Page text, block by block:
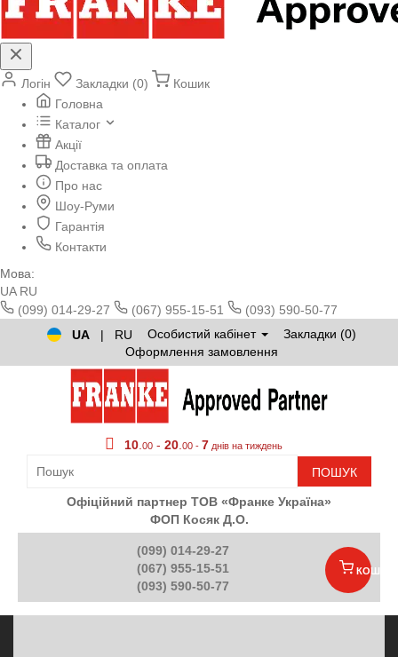
Логін Закладки (0)
Кошик
Головна
Каталог
Акції
Доставка та оплата
Про нас
Шоу-Руми
Гарантія
Контакти
Мова:
UA RU
(099) 014-29-27
(067) 955-15-51
(093) 590-50-77
UA
| RU Особистий кабінет
Закладки (0)
Оформлення замовлення
10 00 - 20 00 - 7 днів на тиждень
ПОШУК
Офіційний партнер ТОВ «Франке Україна»
ФОП Косяк Д.О.
(099) 014-29-27
(067) 955-15-51
(093) 590-50-77
КОШИК